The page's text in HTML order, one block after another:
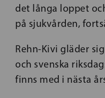
det långa loppet
på sjukvården,
Rehn-Kivi gläder
och svenska
finns med i nästa